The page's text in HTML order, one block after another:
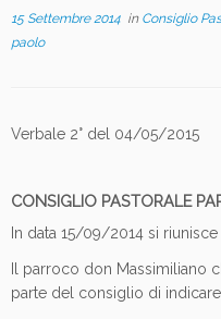
15 Settembre 2014 in Consiglio
paolo
Verbale 2° del 04/05/2015
CONSIGLIO PASTORALE
In data 15/09/2014 si
Il parroco don Massimiliano
parte del consiglio di